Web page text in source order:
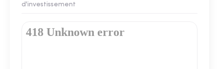
d'investissement